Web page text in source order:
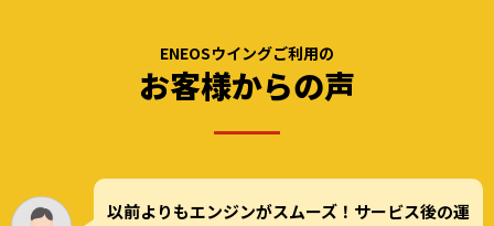
ENEOSウイングご利用の
お客様からの声
以前よりもエンジンがスムーズ！サービス後の運